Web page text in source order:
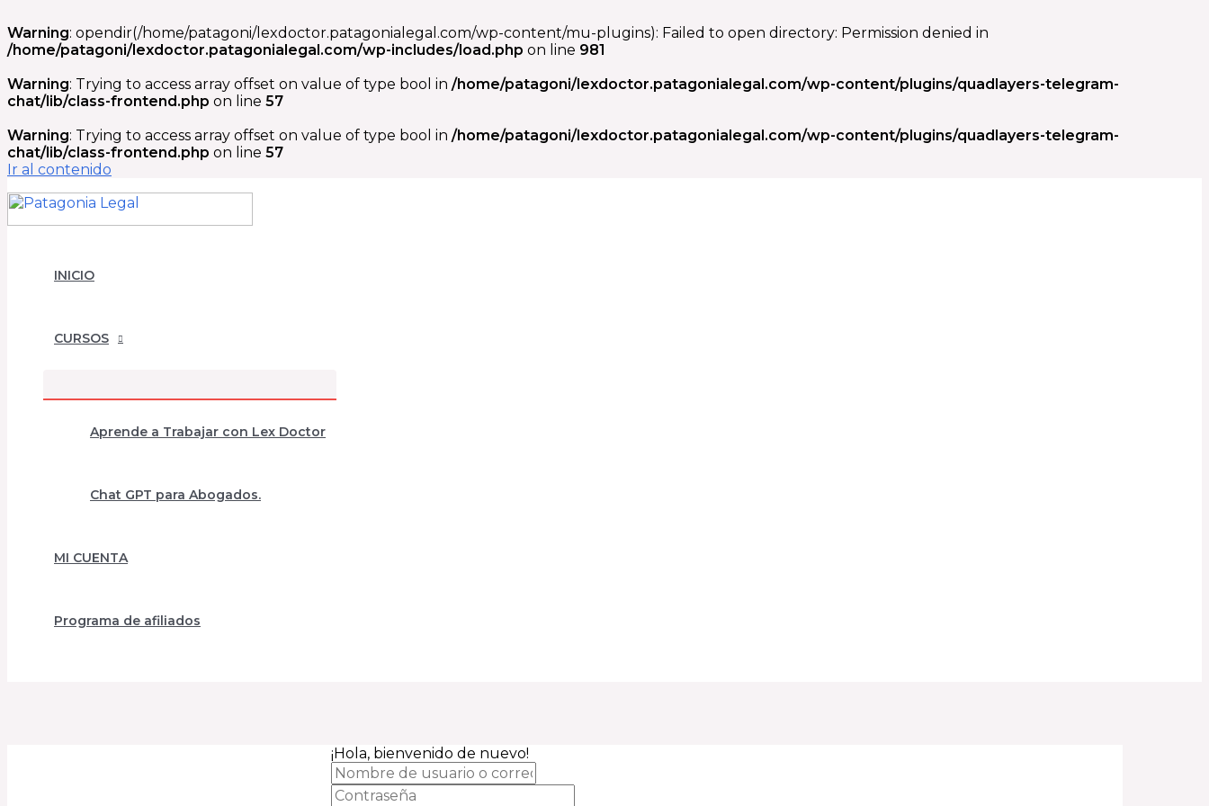
Warning: opendir(/home/patagoni/lexdoctor.patagonialegal.com/wp-content/mu-plugins): Failed to open directory: Permission denied in
/home/patagoni/lexdoctor.patagonialegal.com/wp-includes/load.php on line 981
Warning: Trying to access array offset on value of type bool in /home/patagoni/lexdoctor.patagonialegal.com/wp-content/plugins/quadlayers-telegram-
chat/lib/class-frontend.php on line 57
Warning: Trying to access array offset on value of type bool in /home/patagoni/lexdoctor.patagonialegal.com/wp-content/plugins/quadlayers-telegram-
chat/lib/class-frontend.php on line 57
Ir al contenido
INICIO
CURSOS
Aprende a Trabajar con Lex Doctor
Chat GPT para Abogados.
MI CUENTA
Programa de afiliados
¡Hola, bienvenido de nuevo!